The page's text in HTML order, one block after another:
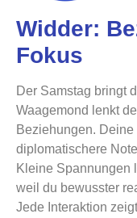
Widder:
Fokus
Der Samstag bringt
Waagemond lenkt
Beziehungen.
diplomatischere
Kleine Spannungen
weil du bewusster
Jede Interaktion